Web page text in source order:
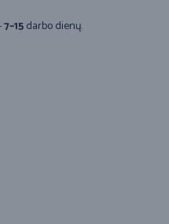
7–15darbo dienų.